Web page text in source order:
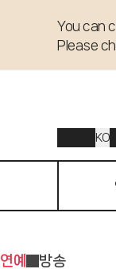
You can
Please
KO
연예 방송